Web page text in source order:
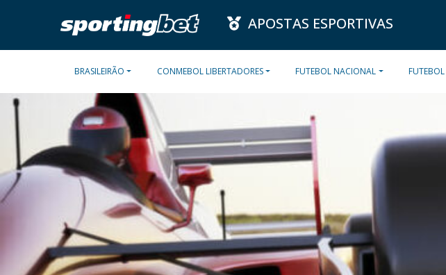
APOSTAS ESPORTIVAS
BRASILEIRÃO CONMEBOL LIBERTADORES FUTEBOL NACIONAL